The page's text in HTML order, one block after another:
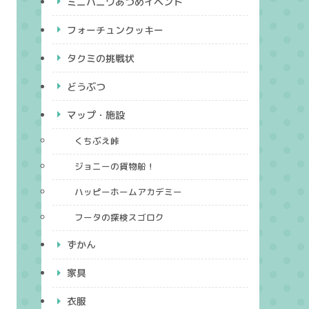
フォーチュンクッキー
タクミの挑戦状
どうぶつ
マップ・施設
くちぶえ峠
ジョニーの貨物船！
ハッピーホームアカデミー
フータの探検スゴロク
ずかん
家具
衣服